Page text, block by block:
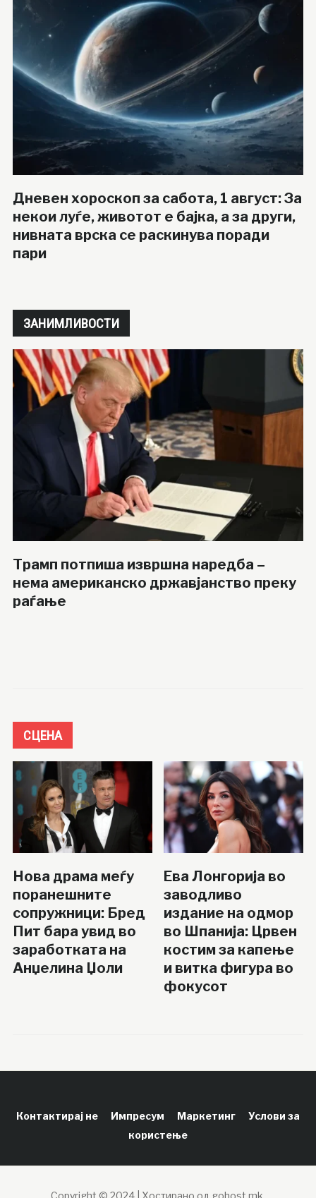
Дневен хороскоп за сабота, 1 август: За
некои луѓе, животот е бајка, а за други,
нивната врска се раскинува поради
пари
ЗАНИМЛИВОСТИ
Трамп потпиша извршна наредба –
нема американско државјанство преку
раѓање
СЦЕНА
Нова драма меѓу
поранешните
сопружници: Бред
Пит бара увид во
заработката на
Анџелина Џоли
Ева Лонгорија во
заводливо
издание на одмор
во Шпанија: Црвен
костим за капење
и витка фигура во
фокусот
Контактирај не Импресум Маркетинг
Услови за
користење
Copyright © 2024 | Хостирано од gohost.mk.